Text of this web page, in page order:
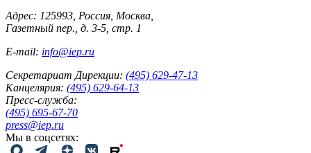
Адрес: 125993, Россия, Москва,
Газетный пер., д. 3-5, стр. 1
E-mail: info@iep.ru
Секретариат Дирекции: (495) 629-47-13
Канцелярия: (495) 629-64-13
Пресс-служба:
(495) 695-67-70
press@iep.ru
Мы в соцсетях: